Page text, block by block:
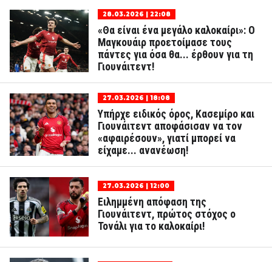
28.03.2026 | 22:08
«Θα είναι ένα μεγάλο καλοκαίρι»: Ο
Μαγκουάιρ προετοίμασε τους
πάντες για όσα θα... έρθουν για τη
Γιουνάιτεντ!
27.03.2026 | 18:08
Υπήρχε ειδικός όρος, Κασεμίρο και
Γιουνάιτεντ αποφάσισαν να τον
«αφαιρέσουν», γιατί μπορεί να
είχαμε... ανανέωση!
27.03.2026 | 12:00
Ειλημμένη απόφαση της
Γιουνάιτεντ, πρώτος στόχος ο
Τονάλι για το καλοκαίρι!